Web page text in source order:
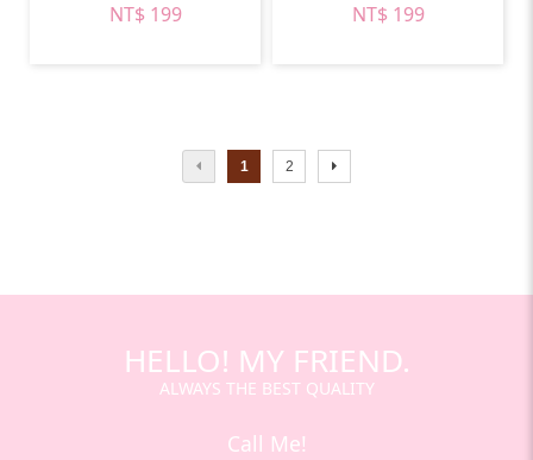
NT$ 199 NT$ 199
1 2
HELLO! MY FRIEND.
ALWAYS THE BEST QUALITY
Call Me!